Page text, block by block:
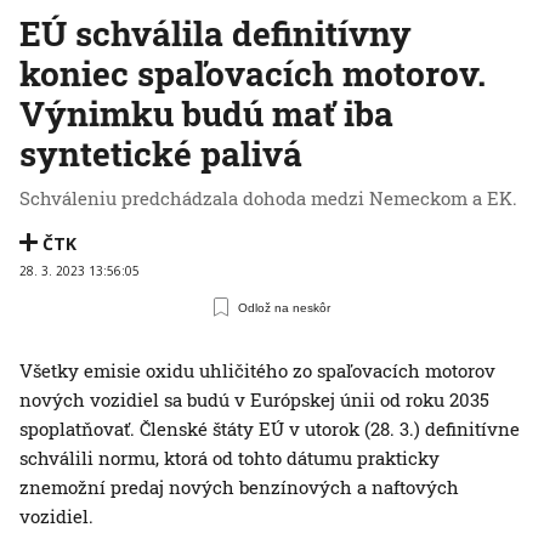
EÚ schválila definitívny
koniec spaľovacích motorov.
Výnimku budú mať iba
syntetické palivá
Schváleniu predchádzala dohoda medzi Nemeckom a EK.
ČTK
28. 3. 2023 13:56:05
Odlož na neskôr
Všetky emisie oxidu uhličitého zo spaľovacích motorov
nových vozidiel sa budú v Európskej únii od roku 2035
spoplatňovať. Členské štáty EÚ v utorok (28. 3.) definitívne
schválili normu, ktorá od tohto dátumu prakticky
znemožní predaj nových benzínových a naftových
vozidiel.